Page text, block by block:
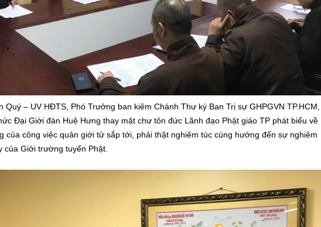
Quý – UV HĐTS, Phó Trưởng ban kiêm Chánh Thư ký Ban Trị sự GHPGVN TP.HCM,
Đại Giới đàn Huệ Hưng thay mặt chư tôn đức Lãnh đạo Phật giáo TP phát biểu về
của công việc quản giới tử sắp tới, phải thật nghiêm túc cùng hướng đến sự nghiêm
của Giới trường tuyển Phật.